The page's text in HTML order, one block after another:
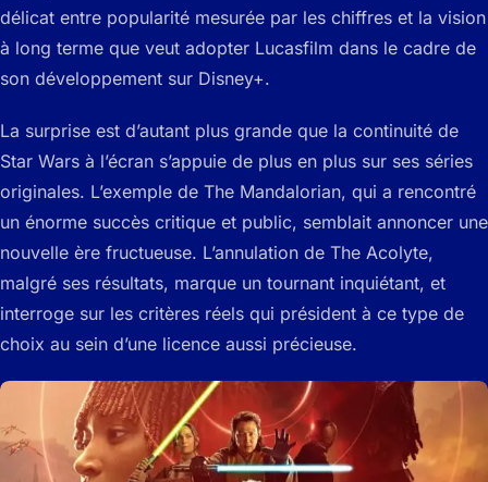
délicat entre popularité mesurée par les chiffres et la vision
à long terme que veut adopter Lucasfilm dans le cadre de
son développement sur Disney+.
La surprise est d’autant plus grande que la continuité de
Star Wars à l’écran s’appuie de plus en plus sur ses séries
originales. L’exemple de The Mandalorian, qui a rencontré
un énorme succès critique et public, semblait annoncer une
nouvelle ère fructueuse. L’annulation de The Acolyte,
malgré ses résultats, marque un tournant inquiétant, et
interroge sur les critères réels qui président à ce type de
choix au sein d’une licence aussi précieuse.